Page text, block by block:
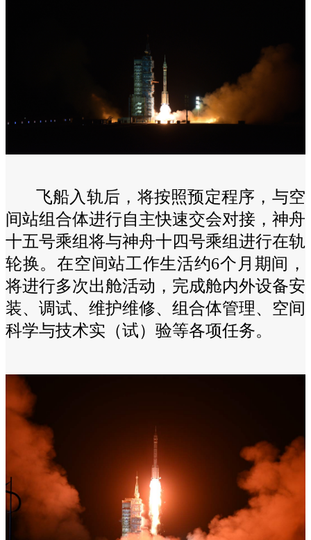
飞船入轨后，将按照预定程序，与空
间站组合体进行自主快速交会对接，神舟
十五号乘组将与神舟十四号乘组进行在轨
轮换。在空间站工作生活约6个月期间，
将进行多次出舱活动，完成舱内外设备安
装、调试、维护维修、组合体管理、空间
科学与技术实（试）验等各项任务。